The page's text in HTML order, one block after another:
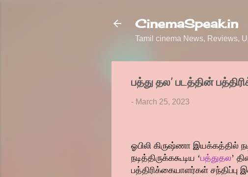
CinemaSpeak.in
Tamil cinema News, Reviews,
பத்து தல’ படத்தின்
- March 25, 2023
ஓபிலி கிருஷ்ணா இயக்கத்தில்
நடித்திருக்ககூடிய ‘பத்துதல’
பத்திரிக்கையாளர்கள் சந்திப்பு